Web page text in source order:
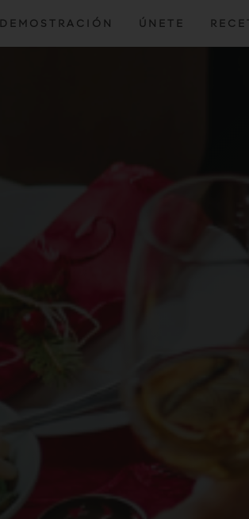
DEMOSTRACIÓN ÚNETE